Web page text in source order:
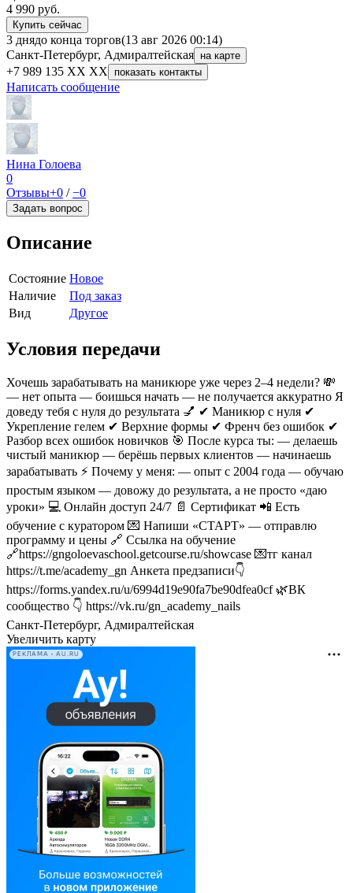
4 990 руб.
Купить сейчас
3 днядо конца торгов(13 авг 2026 00:14)
Санкт-Петербург, Адмиралтейская на карте
+7 989 135 XX XX показать контакты
Написать сообщение
Нина Голоева
0
Отзывы+0 /−0
Задать вопрос
Описание
Состояние Новое
Наличие
Под заказ
Вид
Другое
Условия передачи
Хочешь зарабатывать на маникюре уже через 2–4 недели? 💸
— нет опыта — боишься начать — не получается аккуратно Я
доведу тебя с нуля до результата 💅 ✔ Маникюр с нуля ✔
Укрепление гелем ✔ Верхние формы ✔ Френч без ошибок ✔
Разбор всех ошибок новичков 🎯 После курса ты: — делаешь
чистый маникюр — берёшь первых клиентов — начинаешь
зарабатывать ⚡ Почему у меня: — опыт с 2004 года — обучаю
простым языком — довожу до результата, а не просто «даю
уроки» 💻 Онлайн доступ 24/7 📄 Сертификат 📲 Есть
обучение с куратором 💌 Напиши «СТАРТ» — отправлю
программу и цены 🔗 Ссылка на обучение
🔗https://gngoloevaschool.getcourse.ru/showcase 💌тг канал
https://t.me/academy_gn Анкета предзаписи👇
https://forms.yandex.ru/u/6994d19e90fa7be90dfea0cf 🌿ВК
сообщество 👇 https://vk.ru/gn_academy_nails
Санкт-Петербург, Адмиралтейская
Увеличить карту
РЕКЛАМА • AU.RU